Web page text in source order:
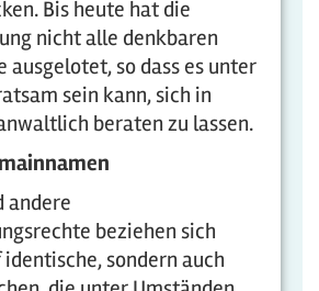
Bis heute hat die
nicht alle denkbaren
ausgelotet, so dass es unter
sein kann, sich in
beraten zu lassen.
andere
beziehen sich
sondern auch